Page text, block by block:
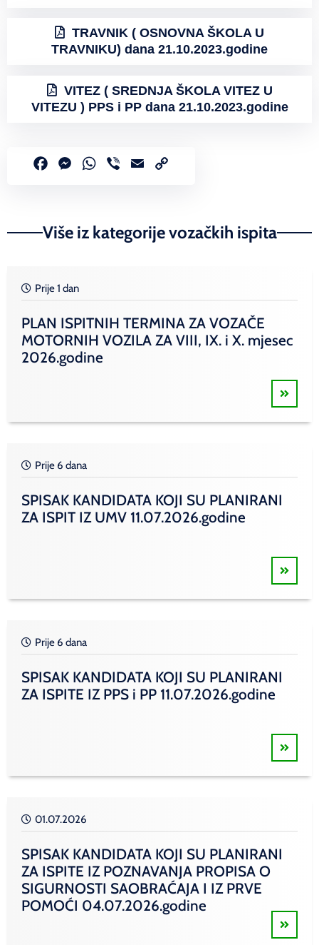
TRAVNIK ( OSNOVNA ŠKOLA U
TRAVNIKU) dana 21.10.2023.godine
VITEZ ( SREDNJA ŠKOLA VITEZ U
VITEZU ) PPS i PP dana 21.10.2023.godine
FacebookMessenger
WhatsApp
Viber Email
Više iz kategorije vozačkih ispita
Prije 1 dan
PLAN ISPITNIH TERMINA ZA VOZAČE
MOTORNIH VOZILA ZA VIII, IX. i X. mjesec
2026.godine
Prije 6 dana
SPISAK KANDIDATA KOJI SU PLANIRANI
ZA ISPIT IZ UMV 11.07.2026.godine
Prije 6 dana
SPISAK KANDIDATA KOJI SU PLANIRANI
ZA ISPITE IZ PPS i PP 11.07.2026.godine
01.07.2026
SPISAK KANDIDATA KOJI SU PLANIRANI
ZA ISPITE IZ POZNAVANJA PROPISA O
SIGURNOSTI SAOBRAĆAJA I IZ PRVE
POMOĆI 04.07.2026.godine